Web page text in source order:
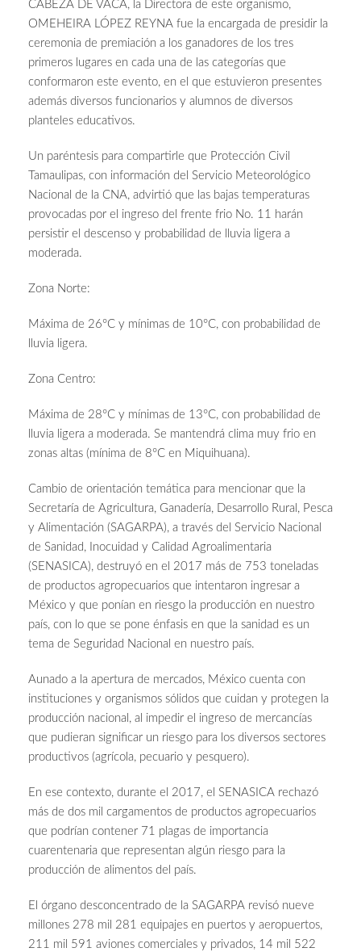
CABEZA DE VACA, la Directora de este organismo,
OMEHEIRA LÓPEZ REYNA fue la encargada de presidir la
ceremonia de premiación a los ganadores de los tres
primeros lugares en cada una de las categorías que
conformaron este evento, en el que estuvieron presentes
además diversos funcionarios y alumnos de diversos
planteles educativos.
Un paréntesis para compartirle que Protección Civil
Tamaulipas, con información del Servicio Meteorológico
Nacional de la CNA, advirtió que las bajas temperaturas
provocadas por el ingreso del frente frio No. 11 harán
persistir el descenso y probabilidad de lluvia ligera a
moderada.
Zona Norte:
Máxima de 26°C y mínimas de 10°C, con probabilidad de
lluvia ligera.
Zona Centro:
Máxima de 28°C y mínimas de 13°C, con probabilidad de
lluvia ligera a moderada. Se mantendrá clima muy frio en
zonas altas (mínima de 8°C en Miquihuana).
Cambio de orientación temática para mencionar que la
Secretaría de Agricultura, Ganadería, Desarrollo Rural, Pesca
y Alimentación (SAGARPA), a través del Servicio Nacional
de Sanidad, Inocuidad y Calidad Agroalimentaria
(SENASICA), destruyó en el 2017 más de 753 toneladas
de productos agropecuarios que intentaron ingresar a
México y que ponían en riesgo la producción en nuestro
país, con lo que se pone énfasis en que la sanidad es un
tema de Seguridad Nacional en nuestro país.
Aunado a la apertura de mercados, México cuenta con
instituciones y organismos sólidos que cuidan y protegen la
producción nacional, al impedir el ingreso de mercancías
que pudieran significar un riesgo para los diversos sectores
productivos (agrícola, pecuario y pesquero).
En ese contexto, durante el 2017, el SENASICA rechazó
más de dos mil cargamentos de productos agropecuarios
que podrían contener 71 plagas de importancia
cuarentenaria que representan algún riesgo para la
producción de alimentos del país.
El órgano desconcentrado de la SAGARPA revisó nueve
millones 278 mil 281 equipajes en puertos y aeropuertos,
211 mil 591 aviones comerciales y privados, 14 mil 522